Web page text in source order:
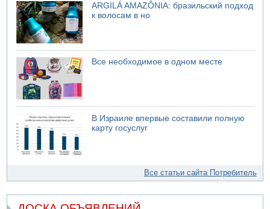
ARGILÁ AMAZÔNIA: бразильский подход
к волосам в но
Все необходимое в одном месте
В Израиле впервые составили полную
карту госуслуг
Все статьи сайта Потребитель